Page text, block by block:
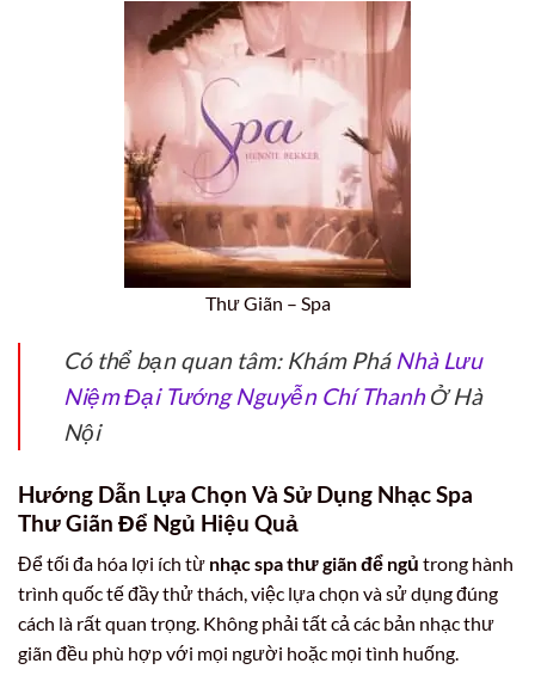
Thư Giãn – Spa
Có thể bạn quan tâm: Khám Phá Nhà Lưu
Niệm Đại Tướng Nguyễn Chí ThanhỞ Hà
Nội
Hướng Dẫn Lựa Chọn Và Sử Dụng Nhạc Spa
Thư Giãn Để Ngủ Hiệu Quả
Để tối đa hóa lợi ích từ nhạc spa thư giãn để ngủ trong hành
trình quốc tế đầy thử thách, việc lựa chọn và sử dụng đúng
cách là rất quan trọng. Không phải tất cả các bản nhạc thư
giãn đều phù hợp với mọi người hoặc mọi tình huống.